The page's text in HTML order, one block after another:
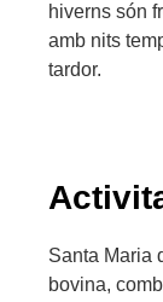
hiverns són
amb nits
tardor.
Santa Maria
bovina,